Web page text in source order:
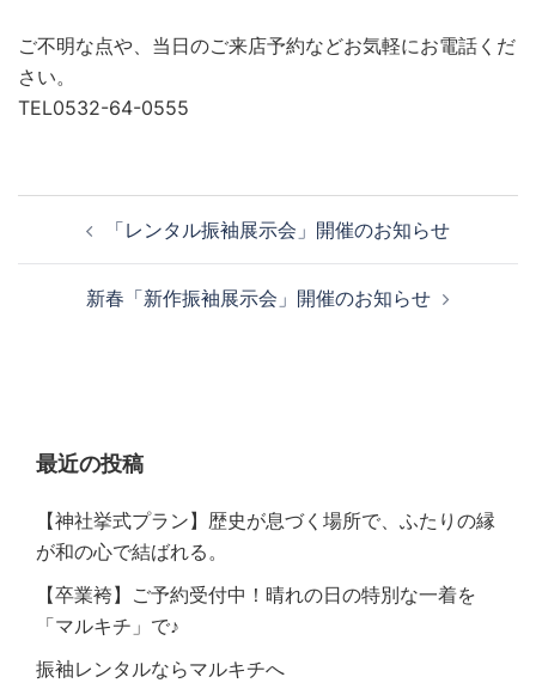
ご不明な点や、当日のご来店予約などお気軽にお電話くだ
さい。
TEL0532-64-0555
「レンタル振袖展示会」開催のお知らせ
新春「新作振袖展示会」開催のお知らせ
最近の投稿
【神社挙式プラン】歴史が息づく場所で、ふたりの縁
が和の心で結ばれる。
【卒業袴】ご予約受付中！晴れの日の特別な一着を
「マルキチ」で♪
振袖レンタルならマルキチへ